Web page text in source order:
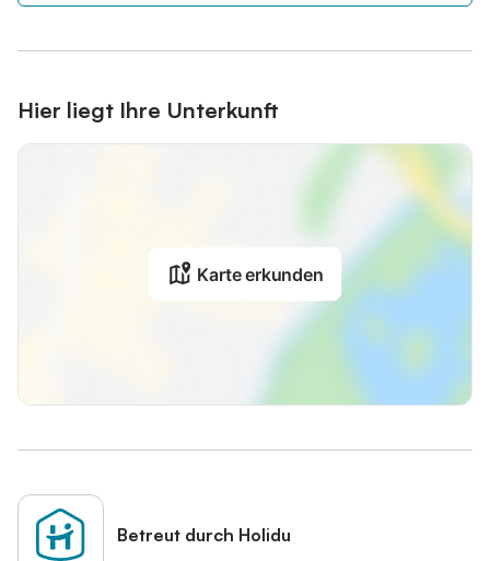
Hier liegt Ihre Unterkunft
Karte erkunden
Betreut durch Holidu